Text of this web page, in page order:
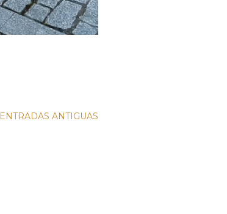
ENTRADAS ANTIGUAS